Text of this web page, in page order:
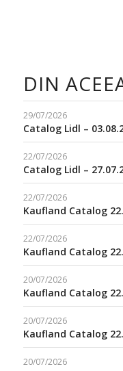
DIN
29/07/2026
Catalog Lidl –
22/07/2026
Catalog Lidl –
22/07/2026
Kaufland Catalog
22/07/2026
Kaufland Catalog
20/07/2026
Kaufland Catalog
20/07/2026
Kaufland Catalog
20/07/2026